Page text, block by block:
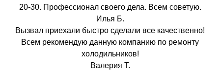
20-30. Профессионал своего дела. Всем советую.
Илья Б.
Вызвал приехали быстро сделали все качественно!
Всем рекомендую данную компанию по ремонту
холодильников!
Валерия Т.